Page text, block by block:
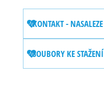
KONTAKT - NASALEZE
SOUBORY KE STAŽENÍ